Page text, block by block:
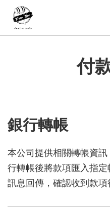
付
銀行轉帳
本公司提供相關轉帳資
行轉帳後將款項匯入指
訊息回傳，確認收到款項